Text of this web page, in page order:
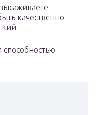
качественно
способностью